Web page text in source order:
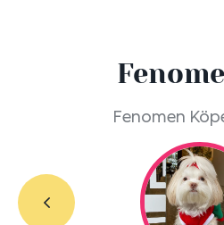
Fenomen